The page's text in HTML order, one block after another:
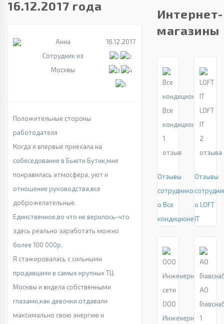
16.12.2017 года
Анна
Сотрудник из
Москвы
16.12.2017
Положительные стороны
работодателя
Когда я впервые приехала на
собеседование в Бьюти Бутик,мне
понравилась атмосфера, уют и
отношение руководства,все
доброжелательные.
Единственное,во что не верилось-что
здесь реально заработать можно
более 100 000р.
Я стажировалась с сильными
продавцами в самых крупных ТЦ
Москвы и видела собственными
глазами,как девочки отдавали
максимально свою энергию и
Интернет-
магазины
Все
кондиционеры
1
отзыв
Отзывы
сотрудников
о Все
кондиционеры
LOFT
IT
2
отзыва
Отзывы
о LOFT
IT
ООО
Инженерные
АО
1